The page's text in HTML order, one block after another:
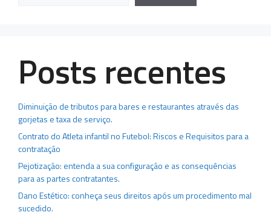
Posts recentes
Diminuição de tributos para bares e restaurantes através das
gorjetas e taxa de serviço.
Contrato do Atleta infantil no Futebol: Riscos e Requisitos para a
contratação
Pejotização: entenda a sua configuração e as consequências
para as partes contratantes.
Dano Estético: conheça seus direitos após um procedimento mal
sucedido.